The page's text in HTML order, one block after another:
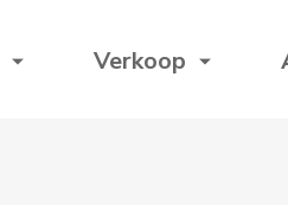
Verkoop